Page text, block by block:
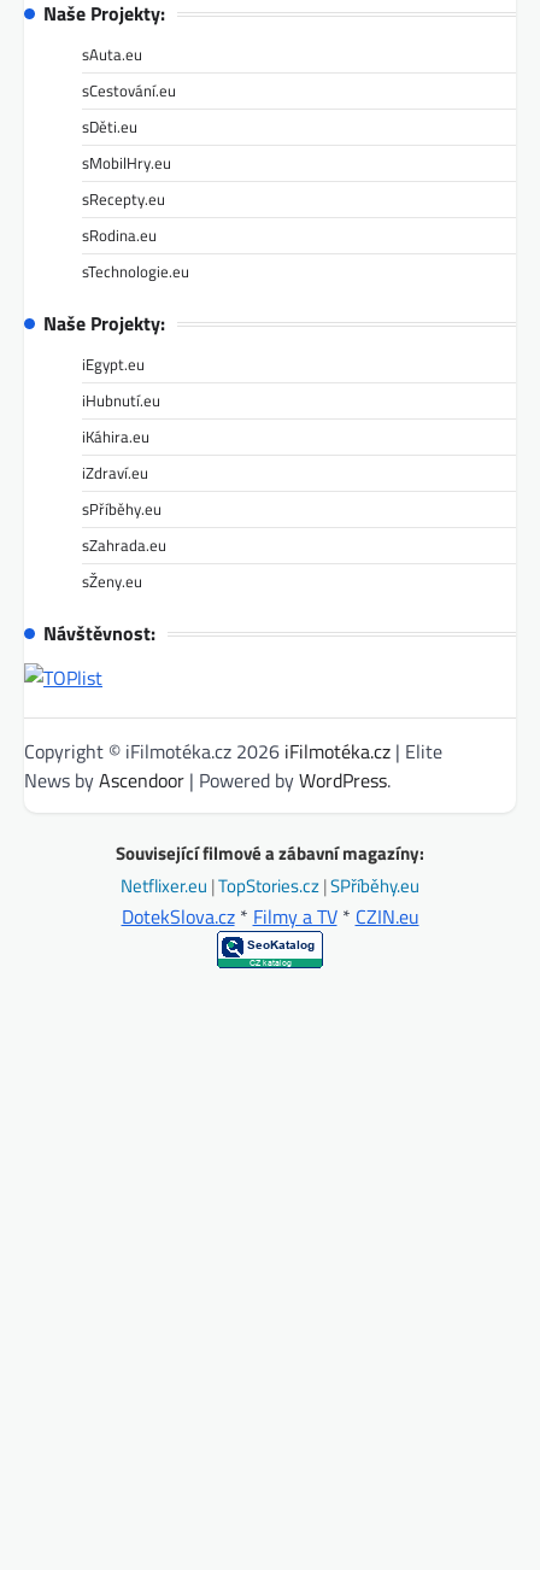
Naše Projekty:
sAuta.eu
sCestování.eu
sDěti.eu
sMobilHry.eu
sRecepty.eu
sRodina.eu
sTechnologie.eu
Naše Projekty:
iEgypt.eu
iHubnutí.eu
iKáhira.eu
iZdraví.eu
sPříběhy.eu
sZahrada.eu
sŽeny.eu
Návštěvnost:
Copyright © iFilmotéka.cz 2026 iFilmotéka.cz | Elite
News byAscendoor | Powered byWordPress.
Související filmové a zábavní magazíny:
Netflixer.eu |TopStories.cz|SPříběhy.eu
DotekSlova.cz* Filmy a TV* CZIN.eu